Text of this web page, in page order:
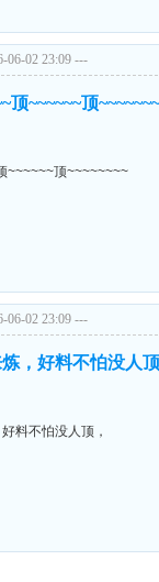
06-02 23:09 ---
顶~~~~~~顶
~~~~~~顶~~~~~~~~
06-02 23:09 ---
，好料不怕没人
料不怕没人顶，